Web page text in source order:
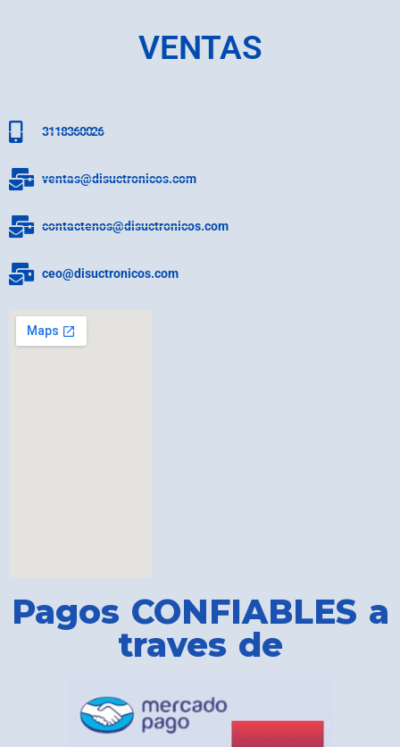
VENTAS
3118360026
ventas@disuctronicos.com
contactenos@disuctronicos.com
ceo@disuctronicos.com
Pagos CONFIABLES a
traves de